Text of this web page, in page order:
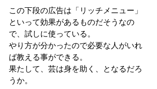
この下段の広告は「リッチメニュー」
といって効果があるものだそうなの
で、試しに使っている。
やり方が分かったので必要な人がいれ
ば教える事ができる。
果たして、芸は身を助く、となるだろ
うか。